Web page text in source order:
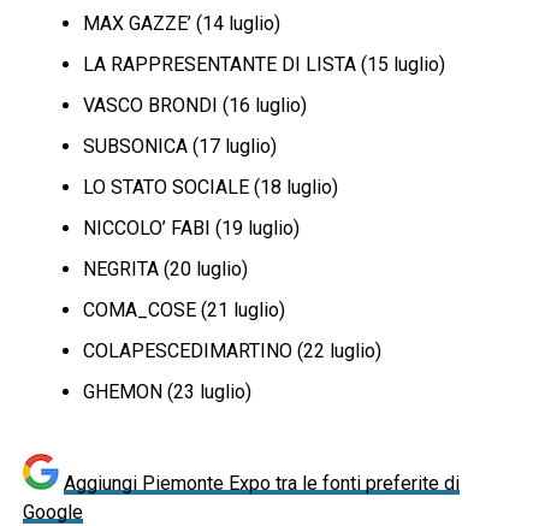
MAX GAZZE’ (14 luglio)
LA RAPPRESENTANTE DI LISTA (15 luglio)
VASCO BRONDI (16 luglio)
SUBSONICA (17 luglio)
LO STATO SOCIALE (18 luglio)
NICCOLO’ FABI (19 luglio)
NEGRITA (20 luglio)
COMA_COSE (21 luglio)
COLAPESCEDIMARTINO (22 luglio)
GHEMON (23 luglio)
Aggiungi Piemonte Expo tra le fonti preferite di
Google